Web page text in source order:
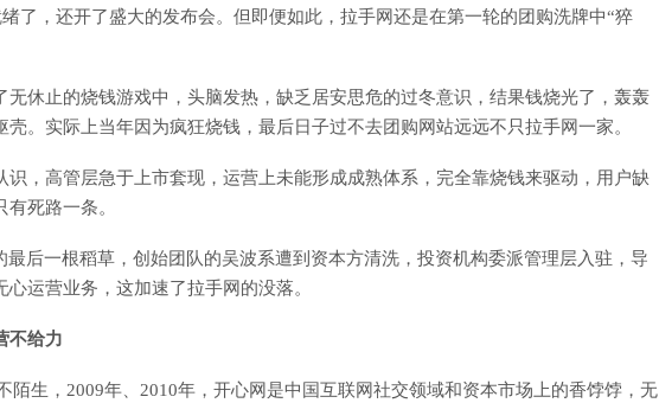
了，还开了盛大的发布会。但即便如此，拉手网还是在第一轮的团购洗牌中“猝
无休止的烧钱游戏中，头脑发热，缺乏居安思危的过冬意识，结果钱烧光了，轰轰
。实际上当年因为疯狂烧钱，最后日子过不去团购网站远远不只拉手网一家。
识，高管层急于上市套现，运营上未能形成成熟体系，完全靠烧钱来驱动，用户缺
死路一条。
最后一根稻草，创始团队的吴波系遭到资本方清洗，投资机构委派管理层入驻，导
运营业务，这加速了拉手网的没落。
不给力
陌生，2009年、2010年，开心网是中国互联网社交领域和资本市场上的香饽饽，无